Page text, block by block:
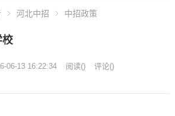
河北中招 中招政策
校
06-13 16:22:34 阅读() 评论()